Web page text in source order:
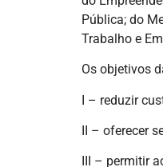
Pública; do
Trabalho e
Os objetivos
I – reduzir
II – oferecer
III – permitir